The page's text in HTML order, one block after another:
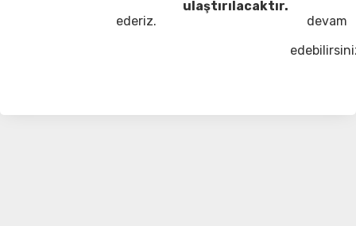
ederiz.
ulaştırılacaktır.
devam